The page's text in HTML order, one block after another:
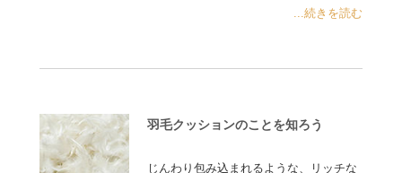
...続きを読む
羽毛クッションのことを知ろう
じんわり包み込まれるような、リッチな